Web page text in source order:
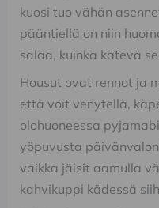
kuosi tuo vähän
pääntiellä on niin
salaa, kuinka kätevä
Housut ovat rennot ja
että voit venytellä,
olohuoneessa
yöpuvusta
vaikka jäisit aamulla
kahvikuppi kädessä